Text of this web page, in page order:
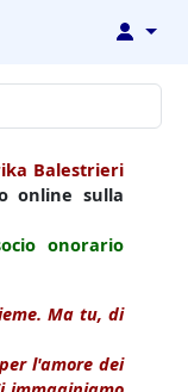
↓
Balestrieri
online sulla
onorario
Ma tu, di
l'amore dei